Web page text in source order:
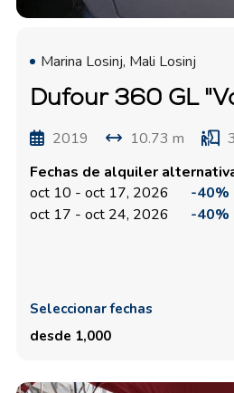
Marina Losinj, Mali Losinj
Dufour 360 GL
2019 10.73 m 3
Fechas de alquiler
oct 10 - oct 17, 2026
-40%
oct 17 - oct 24, 2026
-40%
Seleccionar fechas
desde 1,000